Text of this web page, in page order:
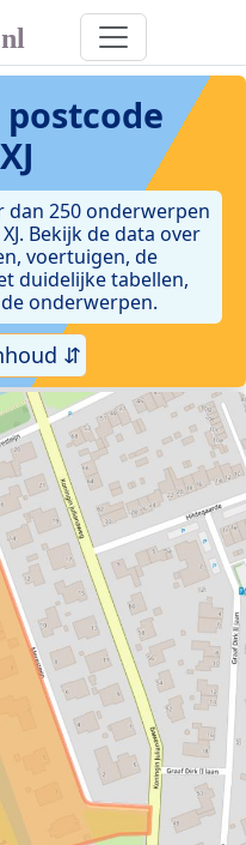
dan 250 onderwerpen
Bekijk de data over
voertuigen, de
duidelijke tabellen,
onderwerpen.
⇵